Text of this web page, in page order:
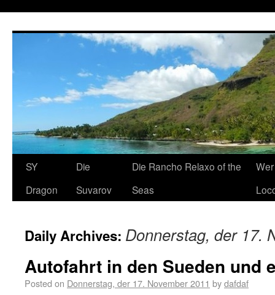
SY
Dragon
Die
Suvarov
Die Rancho Relaxo of the
Seas
Daily Archives: Donnerstag, der 17.
Autofahrt in den Sueden und
Posted on Donnerstag, der 17. November 2011 bydafdaf